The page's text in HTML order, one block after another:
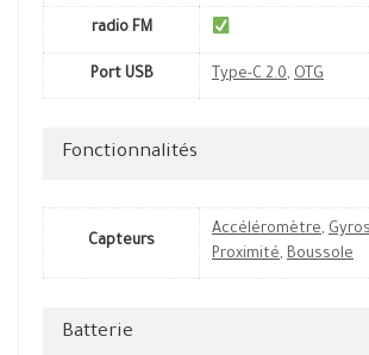
radio FM
Port USB Type-C 2.0, OTG
Fonctionnalités
Capteurs
Accéléromètre,
Proximité, Boussole
Batterie